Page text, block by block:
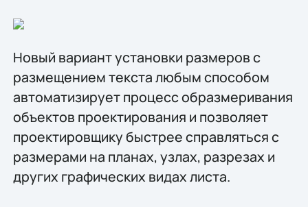
Новый вариант установки размеров с
размещением текста любым способом
автоматизирует процесс образмеривания
объектов проектирования и позволяет
проектировщику быстрее справляться с
размерами на планах, узлах, разрезах и
других графических видах листа.